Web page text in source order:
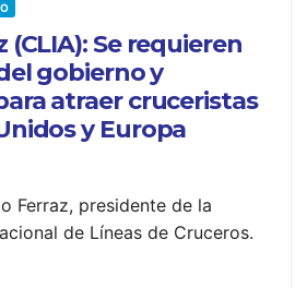
(CLIA): Se requieren
gobierno y
atraer cruceristas
y Europa
Ferraz, presidente de la
de Líneas de Cruceros.